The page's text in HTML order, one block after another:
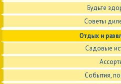
Будьте
Советы
Отдых и
Садовые
События,